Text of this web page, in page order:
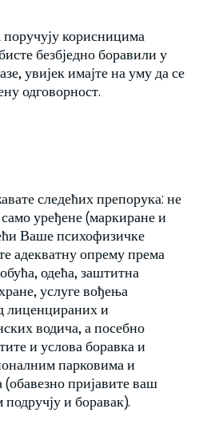
корисницима
безбједно боравили у
увијек имајте на уму да се
одговорност.
следећих препорука: не
уређене (маркиране и
Ваше психофизичке
адекватну опрему према
одећа, заштитна
услуге вођења
лиценцираних и
водича, а посебно
и услова боравка и
парковима и
пријавите ваш
и боравак).